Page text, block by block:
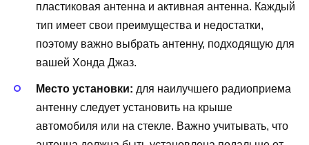
пластиковая антенна и активная антенна. Каждый
тип имеет свои преимущества и недостатки,
поэтому важно выбрать антенну, подходящую для
вашей Хонда Джаз.
Место установки: для наилучшего радиоприема
антенну следует установить на крыше
автомобиля или на стекле. Важно учитывать, что